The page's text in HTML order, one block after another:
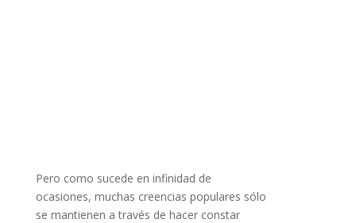
Pero como sucede en infinidad de
ocasiones, muchas creencias populares sólo
se mantienen a través de hacer constar